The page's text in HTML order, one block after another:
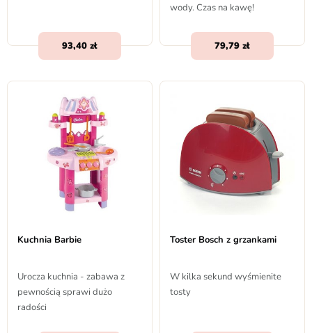
93,40
wody. Czas na kawę!
79,79
Kuchnia Barbie
Urocza kuchnia - zabawa z
pewnością sprawi dużo
radości
Toster Bosch z grzankami
W kilka sekund wyśmienite
tosty